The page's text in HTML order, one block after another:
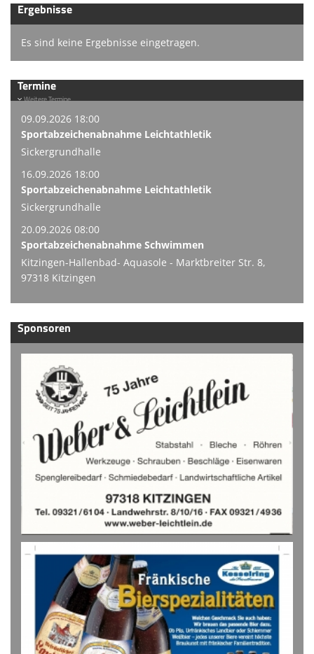
Ergebnisse
Es sind keine Ergebnisse eingetragen.
Termine
Weitere Termine
09.09.2026 18:00
Sportabzeichenabnahme Leichtathletik
Sickergrundhalle
16.09.2026 18:00
Sportabzeichenabnahme Leichtathletik
Sickergrundhalle
20.09.2026 08:00
Sportabzeichenabnahme Schwimmen
Kitzingen-Hallenbad- Aquasole - Marktbreiter Str. 8,
97318 Kitzingen
Sponsoren